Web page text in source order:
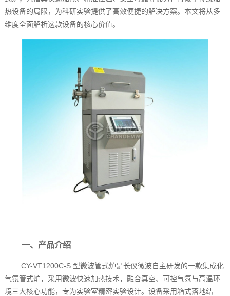
热设备的局限，为科研实验提供了高效便捷的解决方案。本文将从多
维度全面解析这款设备的核心价值。
一、产品介绍
CY-VT1200C-S 型微波管式炉是长仪微波自主研发的一款集成化
气氛管式炉，采用微波快速加热技术，融合真空、可控气氛与高温环
境三大核心功能，专为实验室精密实验设计。设备采用箱式落地结